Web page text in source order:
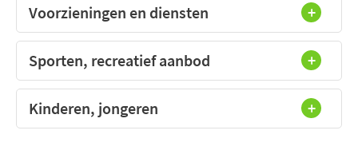
Voorzieningen en diensten
Sporten, recreatief aanbod
Kinderen, jongeren